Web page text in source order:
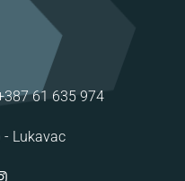
61 635 974
- Lukavac